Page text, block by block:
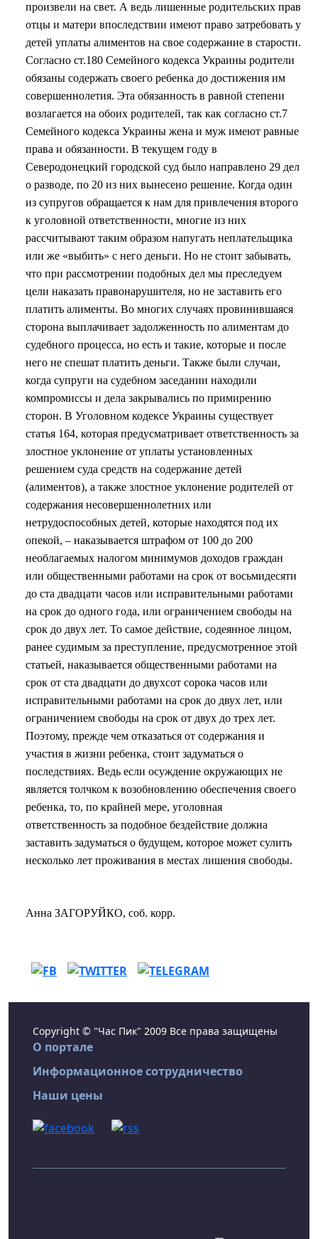
произвели на свет. А ведь лишенные родительских прав
отцы и матери впоследствии имеют право затребовать у
детей уплаты алиментов на свое содержание в старости.
Согласно ст.180 Семейного кодекса Украины родители
обязаны содержать своего ребенка до достижения им
совершеннолетия. Эта обязанность в равной степени
возлагается на обоих родителей, так как согласно ст.7
Семейного кодекса Украины жена и муж имеют равные
права и обязанности. В текущем году в
Северодонецкий городской суд было направлено 29 дел
о разводе, по 20 из них вынесено решение. Когда один
из супругов обращается к нам для привлечения второго
к уголовной ответственности, многие из них
рассчитывают таким образом напугать неплательщика
или же «выбить» с него деньги. Но не стоит забывать,
что при рассмотрении подобных дел мы преследуем
цели наказать правонарушителя, но не заставить его
платить алименты. Во многих случаях провинившаяся
сторона выплачивает задолженность по алиментам до
судебного процесса, но есть и такие, которые и после
него не спешат платить деньги. Также были случаи,
когда супруги на судебном заседании находили
компромиссы и дела закрывались по примирению
сторон. В Уголовном кодексе Украины существует
статья 164, которая предусматривает ответственность за
злостное уклонение от уплаты установленных
решением суда средств на содержание детей
(алиментов), а также злостное уклонение родителей от
содержания несовершеннолетних или
нетрудоспособных детей, которые находятся под их
опекой, – наказывается штрафом от 100 до 200
необлагаемых налогом минимумов доходов граждан
или общественными работами на срок от восьмидесяти
до ста двадцати часов или исправительными работами
на срок до одного года, или ограничением свободы на
срок до двух лет. То самое действие, содеянное лицом,
ранее судимым за преступление, предусмотренное этой
статьей, наказывается общественными работами на
срок от ста двадцати до двухсот сорока часов или
исправительными работами на срок до двух лет, или
ограничением свободы на срок от двух до трех лет.
Поэтому, прежде чем отказаться от содержания и
участия в жизни ребенка, стоит задуматься о
последствиях. Ведь если осуждение окружающих не
является толчком к возобновлению обеспечения своего
ребенка, то, по крайней мере, уголовная
ответственность за подобное бездействие должна
заставить задуматься о будущем, которое может сулить
несколько лет проживания в местах лишения свободы.
Анна ЗАГОРУЙКО, соб. корр.
Copyright © "Час Пик" 2009 Все права защищены
О портале
Информационное сотрудничество
Наши цены